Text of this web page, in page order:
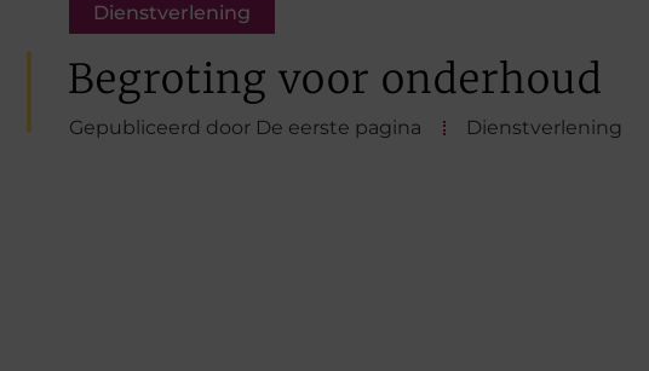
Dienstverlening
Begroting voor onderhoud
Gepubliceerd door De eerste pagina Dienstverlening